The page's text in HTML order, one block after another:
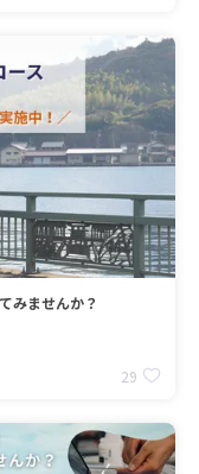
みませんか？
29